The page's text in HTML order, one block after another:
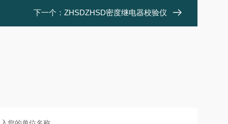
下一个： ZHSDZHSD密度继电器校验仪